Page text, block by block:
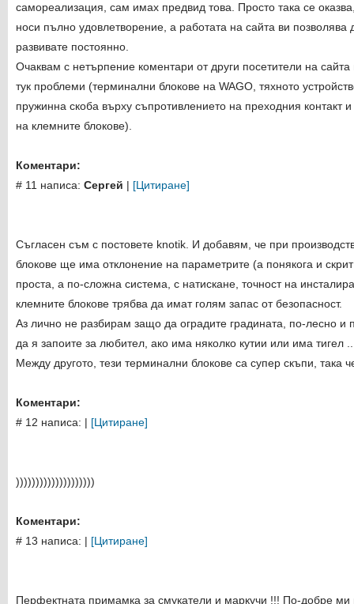
самореализация, сам имах предвид това. Просто така се
носи пълно удовлетворение, а работата на сайта ви
развивате постоянно.
Очаквам с нетърпение коментари от други посетители на
тук проблеми (терминални блокове на WAGO, тяхното
пружинна скоба върху съпротивлението на преходния контакт
на клемните блокове).
Коментари:
# 11 написа: Сергей | [Цитиране]
Съгласен съм с постовете knotik. И добавям, че при
блокове ще има отклонение на параметрите (а понякога и
проста, а по-сложна система, с натискане, точност на
клемните блокове трябва да имат голям запас от безопасност.
Аз лично не разбирам защо да оградите градината, по-лесно и
да я запоите за любител, ако има няколко кутии или има тигел
Между другото, тези терминални блокове са супер скъпи, така
Коментари:
# 12 написа: | [Цитиране]
))))))))))))))))))))
Коментари:
# 13 написа: | [Цитиране]
Перфектната примамка за смукатели и маркучи !!! По-добре ми